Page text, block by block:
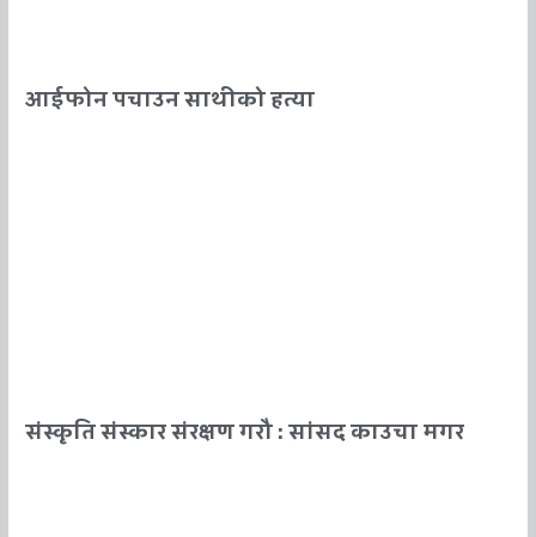
आईफोन पचाउन साथीको हत्या
संस्कृति संस्कार संरक्षण गराै : सांसद काउचा मगर